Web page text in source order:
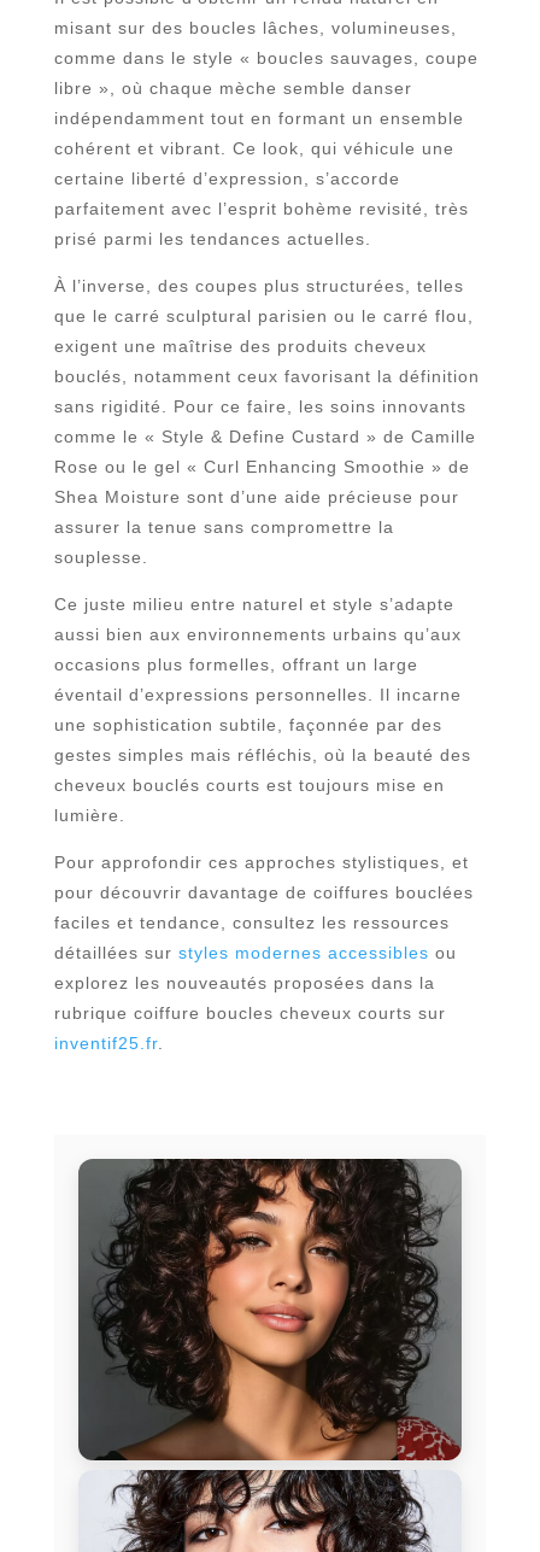
misant sur des boucles lâches, volumineuses,
comme dans le style « boucles sauvages, coupe
libre », où chaque mèche semble danser
indépendamment tout en formant un ensemble
cohérent et vibrant. Ce look, qui véhicule une
certaine liberté d’expression, s’accorde
parfaitement avec l’esprit bohème revisité, très
prisé parmi les tendances actuelles.
À l’inverse, des coupes plus structurées, telles
que le carré sculptural parisien ou le carré flou,
exigent une maîtrise des produits cheveux
bouclés, notamment ceux favorisant la définition
sans rigidité. Pour ce faire, les soins innovants
comme le « Style & Define Custard » de Camille
Rose ou le gel « Curl Enhancing Smoothie » de
Shea Moisture sont d’une aide précieuse pour
assurer la tenue sans compromettre la
souplesse.
Ce juste milieu entre naturel et style s’adapte
aussi bien aux environnements urbains qu’aux
occasions plus formelles, offrant un large
éventail d’expressions personnelles. Il incarne
une sophistication subtile, façonnée par des
gestes simples mais réfléchis, où la beauté des
cheveux bouclés courts est toujours mise en
lumière.
Pour approfondir ces approches stylistiques, et
pour découvrir davantage de coiffures bouclées
faciles et tendance, consultez les ressources
détaillées sur styles modernes accessibles ou
explorez les nouveautés proposées dans la
rubrique coiffure boucles cheveux courts sur
inventif25.fr.